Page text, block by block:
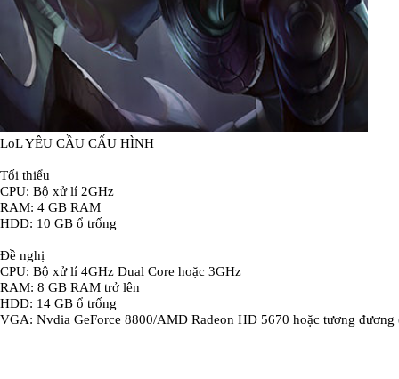
LoL YÊU CẦU CẤU HÌNH
Tối thiểu
CPU: Bộ xử lí 2GHz
RAM: 4 GB RAM
HDD: 10 GB ổ trống
Đề nghị
CPU: Bộ xử lí 4GHz Dual Core hoặc 3GHz
RAM: 8 GB RAM trở lên
HDD: 14 GB ổ trống
VGA: Nvdia GeForce 8800/AMD Radeon HD 5670 hoặc tương